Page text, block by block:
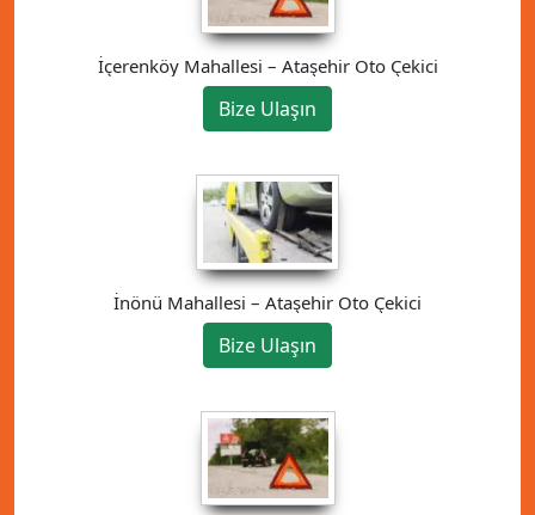
İçerenköy Mahallesi – Ataşehir Oto Çekici
Bize Ulaşın
İnönü Mahallesi – Ataşehir Oto Çekici
Bize Ulaşın